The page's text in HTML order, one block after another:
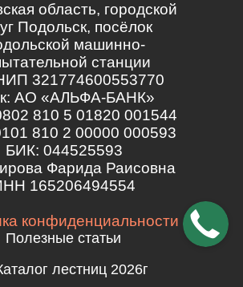
область, городской
Подольск, посёлок
машинно-
станции
321774600553770
АО «АЛЬФА-БАНК»
810 5 01820 001544
810 2 00000 000593
БИК: 044525593
Фарида Раисовна
165206494554
конфиденциальности
Полезные статьи
лестниц 2026г